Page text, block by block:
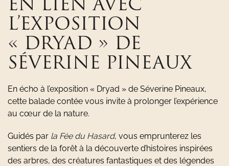
L’EXPOSITION
« DRYAD » DE
SÉVERINE PINEAUX
En écho à l’exposition « Dryad » de Séverine Pineaux,
cette balade contée vous invite à prolonger l’expérience
au cœur de la nature.
Guidés par la Fée du Hasard, vous emprunterez les
sentiers de la forêt à la découverte d’histoires inspirées
des arbres, des créatures fantastiques et des légendes